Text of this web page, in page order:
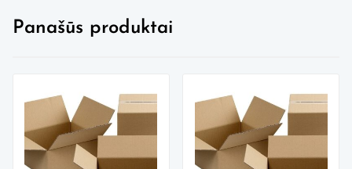
Panašūs produktai